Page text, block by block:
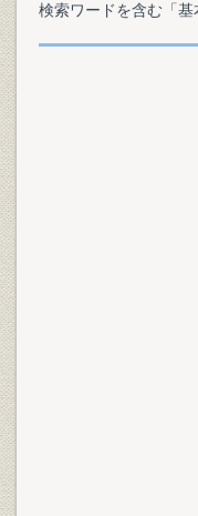
検索ワードを含む「